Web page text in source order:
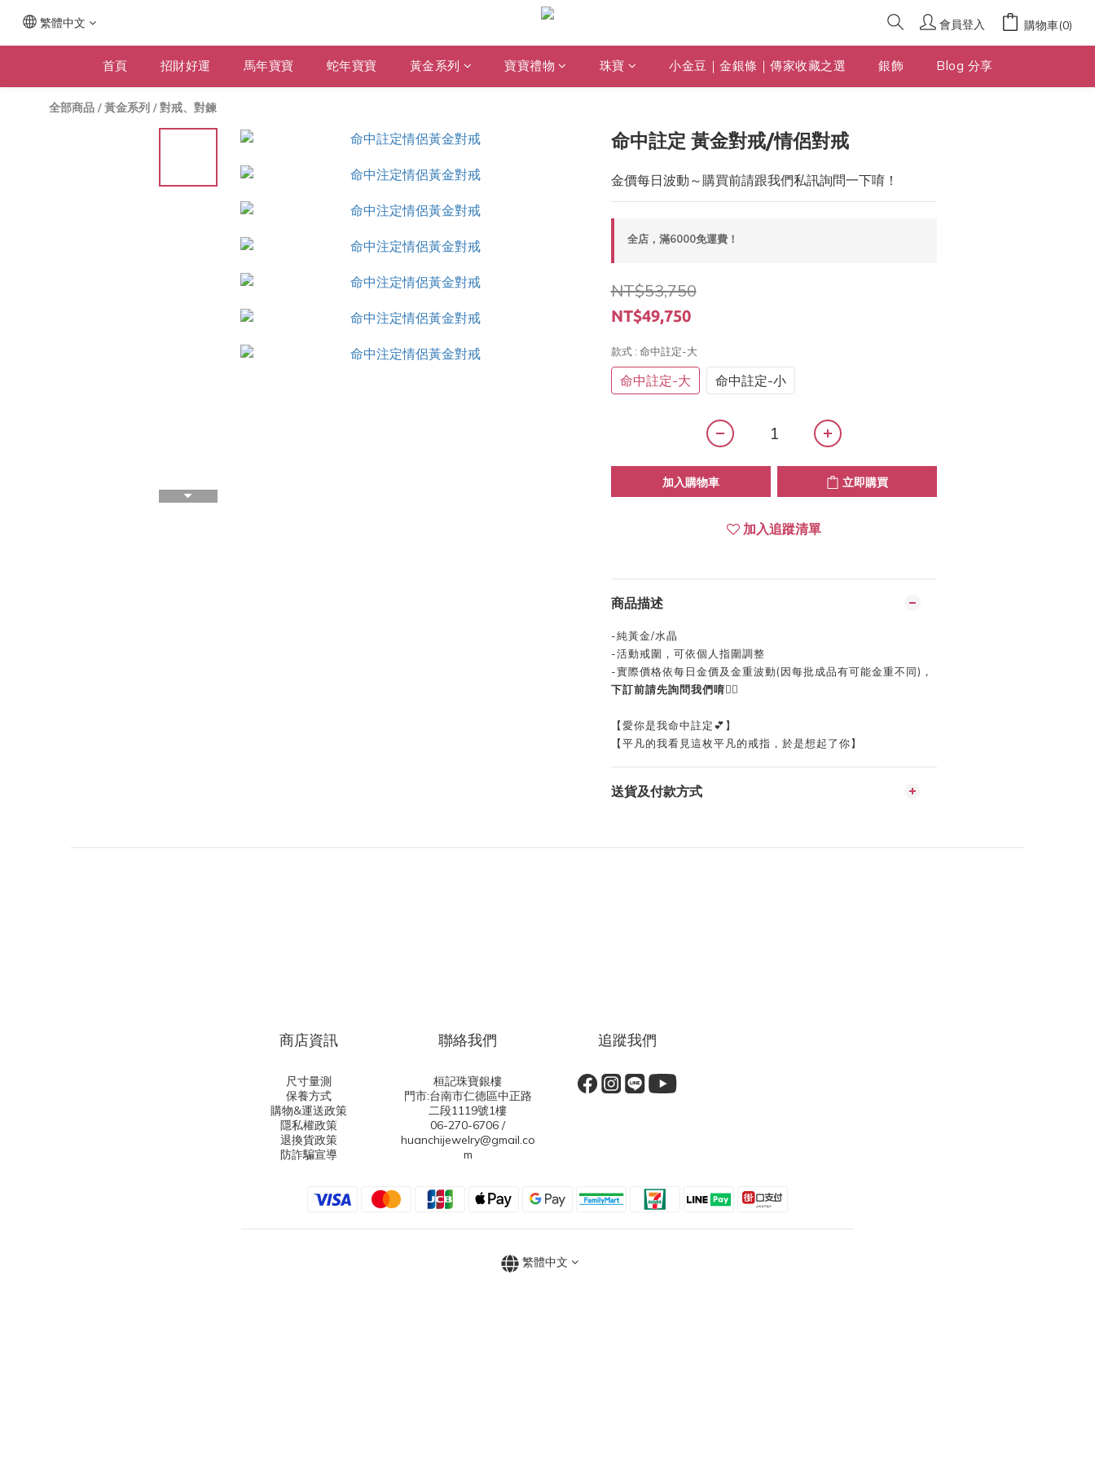
繁體中文 會員登入 購物車(0)
首頁 招財好運 馬年寶寶 蛇年寶寶 黃金系列 寶寶禮物 珠寶 小金豆｜金銀條｜傳家收藏之選 銀飾 Blog 分享
全部商品 /黃金系列 /對戒、對鍊
命中註定 黃金對戒/情侶對戒
金價每日波動～購買前請跟我們私訊詢問一下唷！
全店，滿6000免運費！
NT$53,750
NT$49,750
款式 : 命中註定-大
命中註定-大 命中註定-小
加入購物車 立即購買
加入追蹤清單
商品描述
-純黃金/水晶
-活動戒圍，可依個人指圍調整
-實際價格依每日金價及金重波動(因每批成品有可能金重不同)，
下訂前請先詢問我們唷👍🏻
【愛你是我命中註定💕】
【平凡的我看見這枚平凡的戒指，於是想起了你】
送貨及付款方式
商店資訊
尺寸量測
保養方式
購物&運送政策
隱私權政策
退換貨政策
防詐騙宣導
聯絡我們
桓記珠寶銀樓
門市:台南市仁德區中正路
二段1119號1樓
06-270-6706 /
huanchijewelry@gmail.co
m
追蹤我們
繁體中文